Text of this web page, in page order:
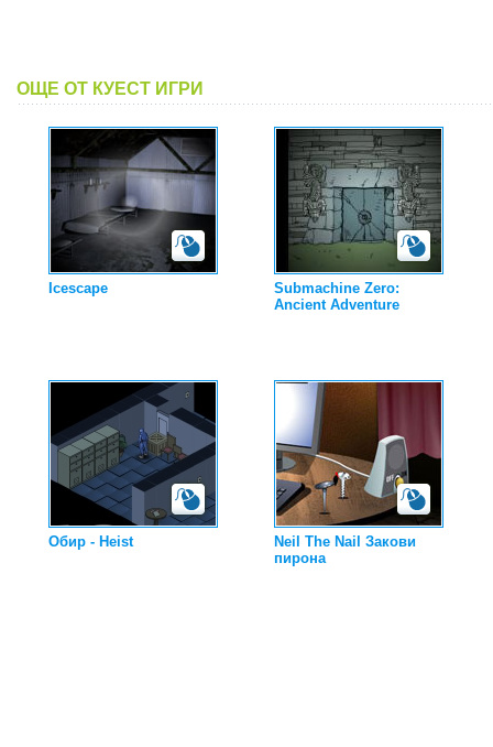
ОЩЕ ОТ КУЕСТ ИГРИ
Icescape
Submachine Zero:
Ancient Adventure
Обир - Heist
Neil The Nail Закови
пирона